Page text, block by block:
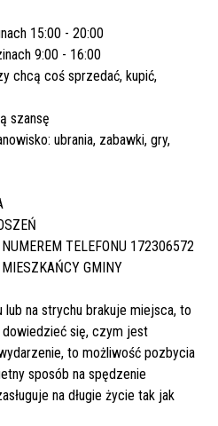
15:00 - 20:00
9:00 - 16:00
chcą coś sprzedać, kupić,
szansę
ubrania, zabawki, gry,
TELEFONU 172306572
GMINY
na strychu brakuje miejsca, to
dowiedzieć się, czym jest
to możliwość pozbycia
sposób na spędzenie
na długie życie tak jak